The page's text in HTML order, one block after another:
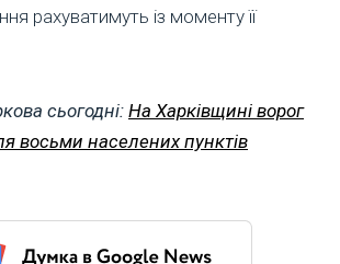
рахуватимуть із моменту її
сьогодні: На Харківщині ворог
восьми населених пунктів